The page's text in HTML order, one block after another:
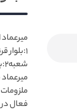
فعال